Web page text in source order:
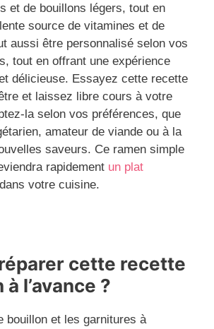
et de bouillons légers, tout en
source de vitamines et de
aussi être personnalisé selon vos
tout en offrant une expérience
délicieuse. Essayez cette recette
et laissez libre cours à votre
la selon vos préférences, que
amateur de viande ou à la
saveurs. Ce ramen simple
rapidement un plat
votre cuisine.
cette recette
l’avance ?
bouillon et les garnitures à